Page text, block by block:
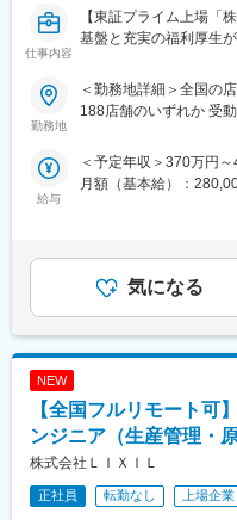
先駆けてナノテクノロ
しい製品開発を行い、
■当社の特徴
当社は化粧品の企画か
心と心 大切に」のも
安定して効果が感じら
レクトに感じながら安
けるため、新商品発表
を共有し、信頼関係を
仕事内容
【東証プライム上場「
基盤と充実の福利厚生
開発・バックオフィス
■具体的な業務内容：
・商品管理・売場管理
・担当部門および売場
回自己申告でキャリア
販売職：接客をメイン
長に昇格
↓
↓
統括店長：複数店舗を
↓
販売部長：各地域の統括
※バイヤー、VMD、店舗
業活動を支える本社ス
勤務地
＜勤務地詳細＞全国の
188店舗のいずれか 受
給与
＜予定年収＞370万円
月額（基本給）：
【賞与】年2回（7月・12月） 賃金はあくまでも
り、選考を通じて上下
気になる
NEW
【全国フルリモート
ンジニア（生産管理・
株式会社ＬＩＸＩＬ
正社員 転勤なし 上場企業